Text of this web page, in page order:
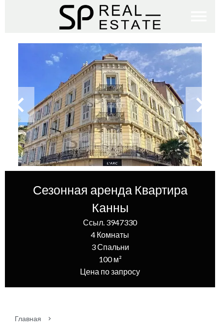
Сезонная аренда Квартира
Канны
Ссыл. 3947330
4 Комнаты
3 Спальни
100 м²
Цена по запросу
Главная